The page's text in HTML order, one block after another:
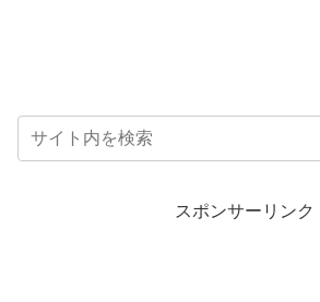
スポンサーリンク